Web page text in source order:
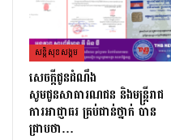
សន្តិសុខសង្គម
សេចក្ដីជូនដំណឹង
សូមជូនសាធារណជន និងមន្ត្រីរាជ
ការអាជ្ញាធរ គ្រប់ជាន់ថ្នាក់ បាន
ជ្រាបថា…